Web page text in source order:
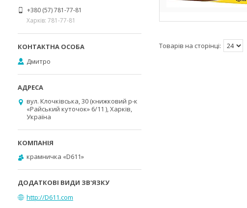
+380 (57) 781-77-81
Харків: 781-77-81
Дмитро
вул. Клочківська, 30 (книжковий р-к
«Райський куточок» 6/11 ), Харків,
Україна
крамничка «D611»
http://D611.com